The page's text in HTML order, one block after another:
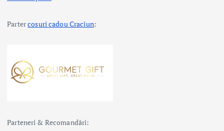
Partercosuri cadou Craciun:
Parteneri & Recomandări: